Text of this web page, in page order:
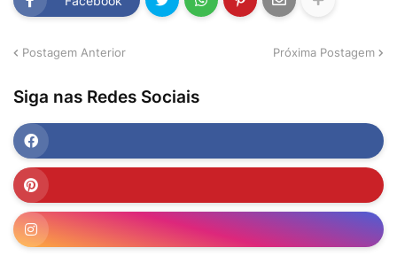
Postagem Anterior Próxima Postagem
Siga nas Redes Sociais